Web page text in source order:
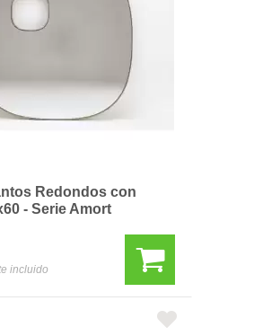
Redondos con
- Serie Amort
incluido